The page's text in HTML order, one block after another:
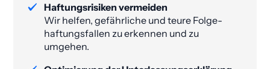
Haftungsrisiken vermeiden
Wir helfen, gefährliche und teure Folge­
haftungs­fallen zu erkennen und zu
umgehen.